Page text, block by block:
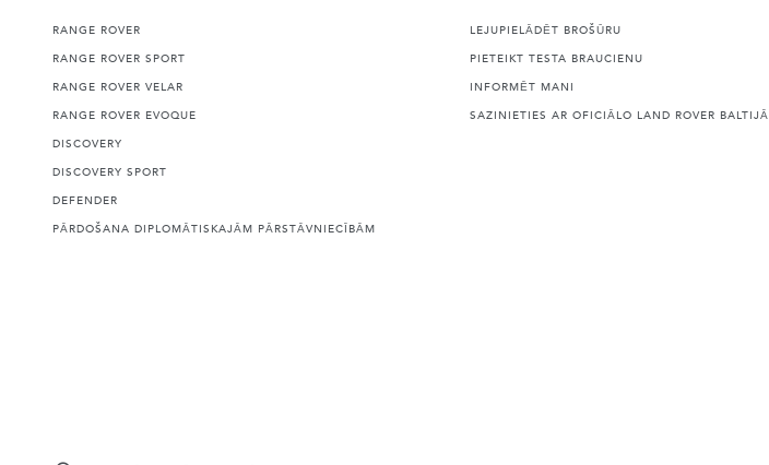
RANGE ROVER
RANGE ROVER SPORT
RANGE ROVER VELAR
RANGE ROVER EVOQUE
DISCOVERY
DISCOVERY SPORT
DEFENDER
PĀRDOŠANA DIPLOMĀTISKAJĀM PĀRSTĀVNIECĪBĀM
LEJUPIELĀDĒT BROŠŪRU
PIETEIKT TESTA BRAUCIENU
INFORMĒT MANI
SAZINIETIES AR OFICIĀLO LAND ROVER BALTIJĀ